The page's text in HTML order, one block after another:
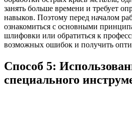
занять больше времени и требует
навыков. Поэтому перед началом
ознакомиться с основными
шлифовки или обратиться к
возможных ошибок и получить
Способ 5:
специального